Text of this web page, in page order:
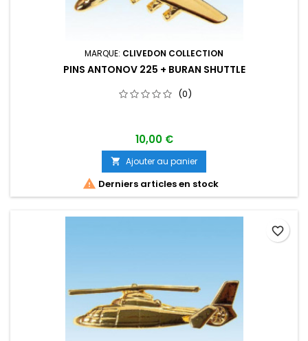
MARQUE: CLIVEDON COLLECTION
PINS ANTONOV 225 + BURAN SHUTTLE
(0)
10,00 €
 Ajouter au panier
 Derniers articles en stock
favorite_border